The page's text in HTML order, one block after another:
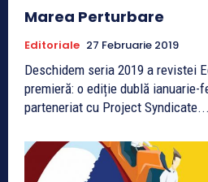
Marea Perturbare
Editoriale 27 Februarie 2019
Deschidem seria 2019 a revistei
premieră: o ediție dublă ianuarie-
parteneriat cu Project Syndicate...